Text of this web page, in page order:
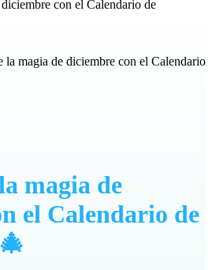
magia de
el Calendario de